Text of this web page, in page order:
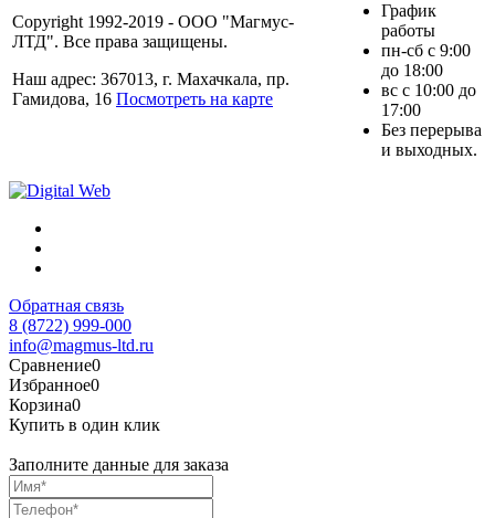
Copyright 1992-2019 - ООО "Магмус-
ЛТД". Все права защищены.
Наш адрес: 367013, г. Махачкала, пр.
Гамидова, 16 Посмотреть на карте
График
работы
пн-сб с 9:00
до 18:00
вс с 10:00 до
17:00
Без перерыва
и выходных.
Обратная связь
8 (8722) 999-000
info@magmus-ltd.ru
Сравнение0
Избранное0
Корзина0
Купить в один клик
Заполните данные для заказа